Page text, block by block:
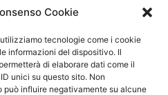
Cookie
tecnologie come i cookie
informazioni del dispositivo. Il
di elaborare dati come il
unici su questo sito. Non
influire negativamente su alcune
messa in vendita al
iniziare il tuo percorso
al numero